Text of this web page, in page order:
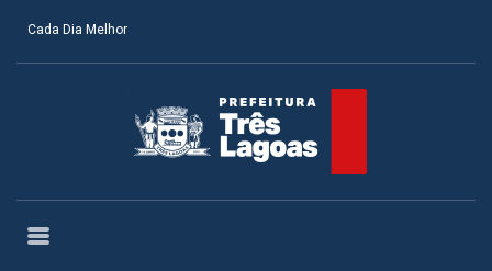
Cada Dia Melhor